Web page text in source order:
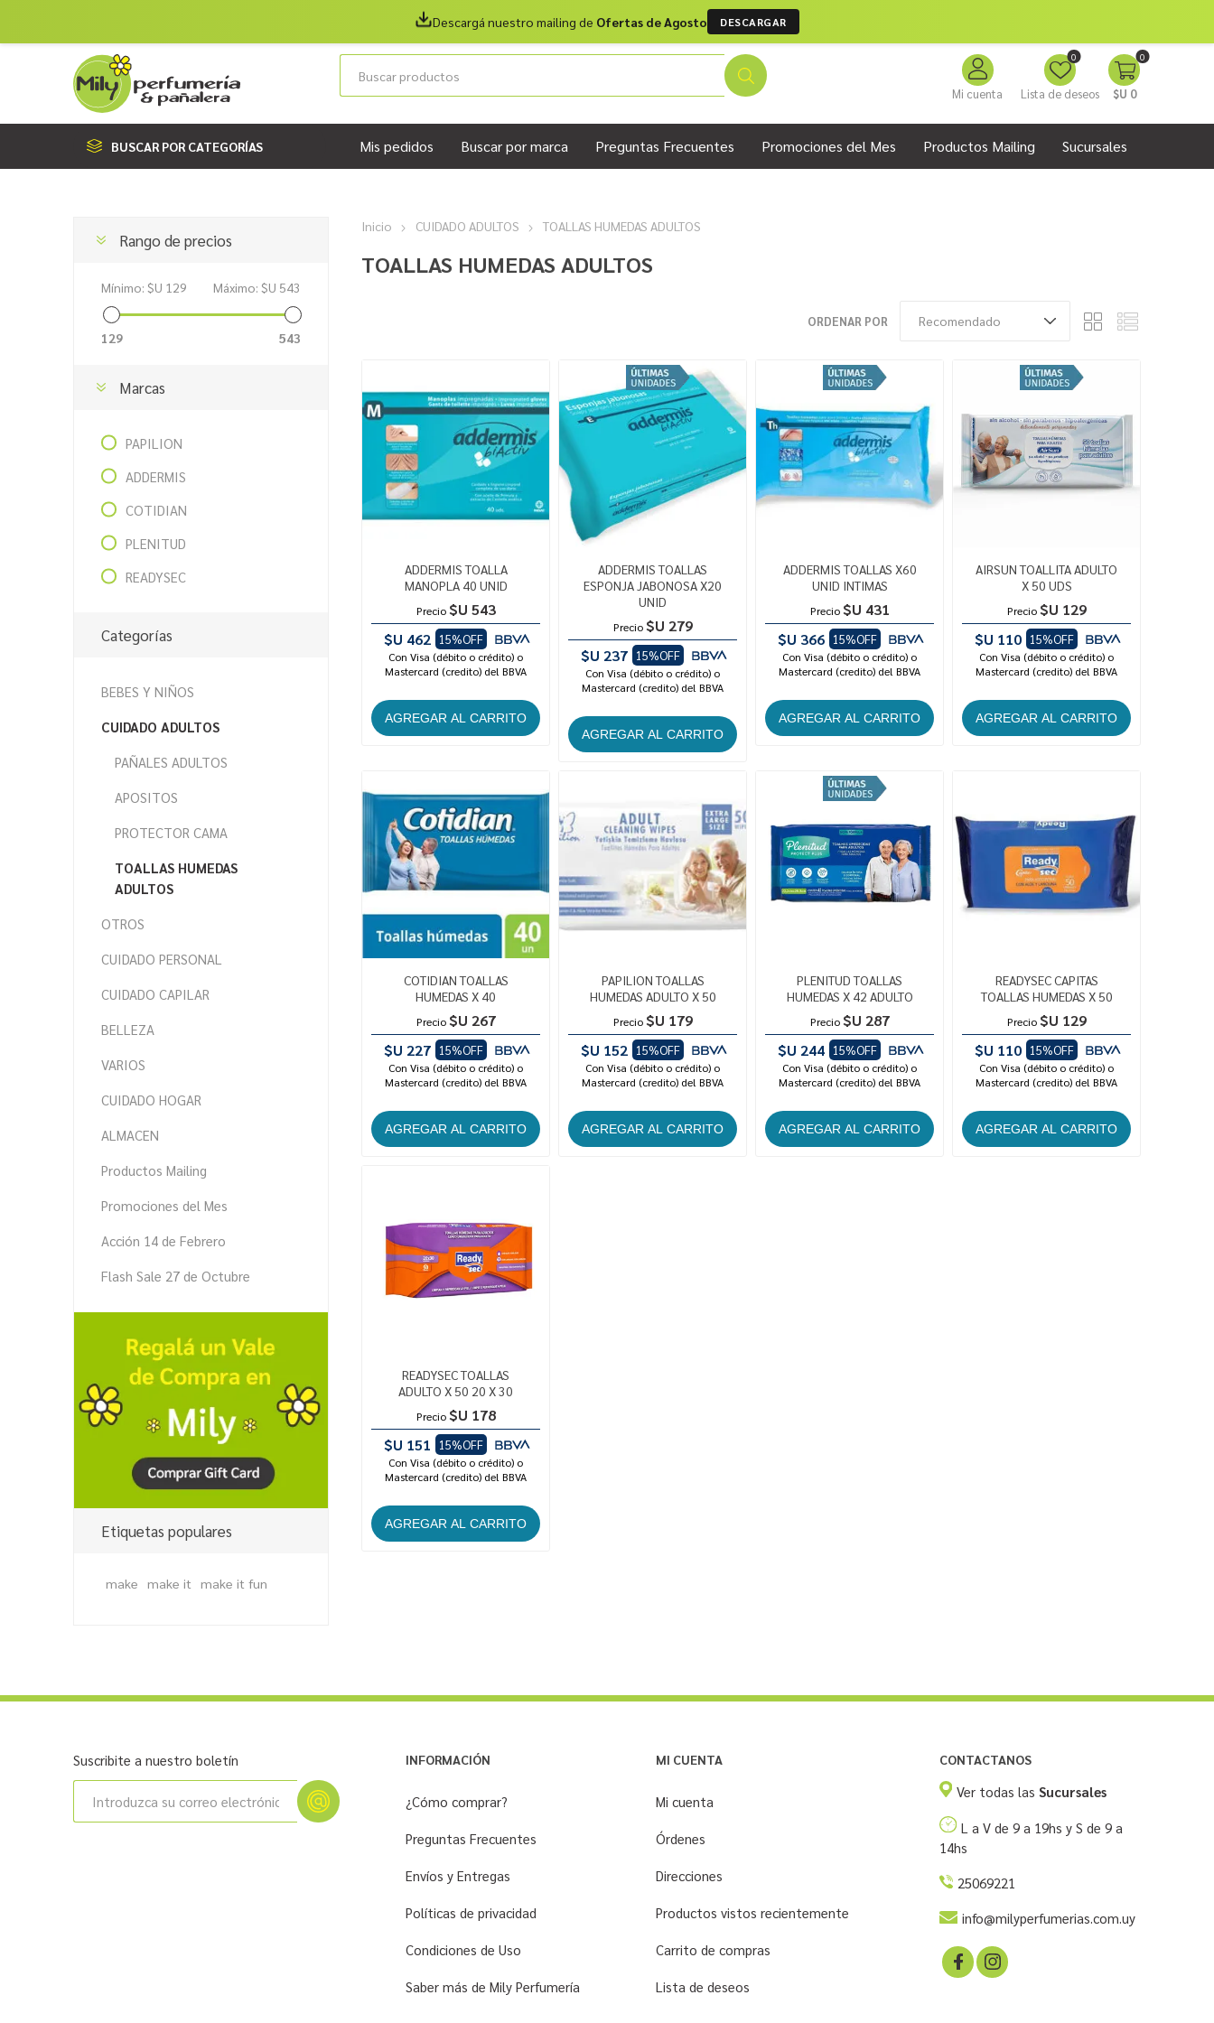
Descargá nuestro mailing de Ofertas de Agosto DESCARGAR
Mi cuenta Lista de deseos
0 0
$U 0
BUSCAR POR CATEGORÍAS Mis pedidos Buscar por marca Preguntas Frecuentes Promociones del Mes Productos Mailing Sucursales
Inicio CUIDADO ADULTOS TOALLAS HUMEDAS ADULTOS
TOALLAS HUMEDAS ADULTOS
ORDENAR POR
ADDERMIS TOALLA
MANOPLA 40 UNID
Precio $U 543
$U 462
15%OFF
Con Visa (débito o crédito) o
Mastercard (credito) del BBVA
ADDERMIS TOALLAS
ESPONJA JABONOSA X20
UNID
Precio $U 279
$U 237
15%OFF
Con Visa (débito o crédito) o
Mastercard (credito) del BBVA
ADDERMIS TOALLAS X60
UNID INTIMAS
Precio $U 431
$U 366
15%OFF
Con Visa (débito o crédito) o
Mastercard (credito) del BBVA
AIRSUN TOALLITA ADULTO
X 50 UDS
Precio $U 129
$U 110
15%OFF
Con Visa (débito o crédito) o
Mastercard (credito) del BBVA
COTIDIAN TOALLAS
HUMEDAS X 40
Precio $U 267
$U 227
15%OFF
Con Visa (débito o crédito) o
Mastercard (credito) del BBVA
PAPILION TOALLAS
HUMEDAS ADULTO X 50
Precio $U 179
$U 152
15%OFF
Con Visa (débito o crédito) o
Mastercard (credito) del BBVA
PLENITUD TOALLAS
HUMEDAS X 42 ADULTO
Precio $U 287
$U 244
15%OFF
Con Visa (débito o crédito) o
Mastercard (credito) del BBVA
READYSEC CAPITAS
TOALLAS HUMEDAS X 50
Precio $U 129
$U 110
15%OFF
Con Visa (débito o crédito) o
Mastercard (credito) del BBVA
READYSEC TOALLAS
ADULTO X 50 20 X 30
Precio $U 178
$U 151
15%OFF
Con Visa (débito o crédito) o
Mastercard (credito) del BBVA
Rango de precios
Mínimo: $U 129 Máximo: $U 543
129 543
Marcas
PAPILION
ADDERMIS
COTIDIAN
PLENITUD
READYSEC
Categorías
BEBES Y NIÑOS
CUIDADO ADULTOS
PAÑALES ADULTOS
APOSITOS
PROTECTOR CAMA
TOALLAS HUMEDAS
ADULTOS
OTROS
CUIDADO PERSONAL
CUIDADO CAPILAR
BELLEZA
VARIOS
CUIDADO HOGAR
ALMACEN
Productos Mailing
Promociones del Mes
Acción 14 de Febrero
Flash Sale 27 de Octubre
Etiquetas populares
make make it make it fun
Suscribite a nuestro boletín INFORMACIÓN
¿Cómo comprar?
Preguntas Frecuentes
Envíos y Entregas
Políticas de privacidad
Condiciones de Uso
Saber más de Mily Perfumería
MI CUENTA
Mi cuenta
Órdenes
Direcciones
Productos vistos recientemente
Carrito de compras
Lista de deseos
CONTACTANOS
Ver todas las Sucursales
L a V de 9 a 19hs y S de 9 a
14hs
25069221
info@milyperfumerias.com.uy